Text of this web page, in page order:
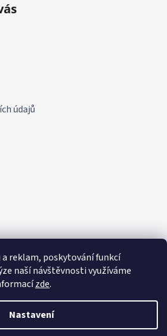
reklam, poskytování funkcí
naší návštěvnosti využíváme
zde.
Nastavení
údajů